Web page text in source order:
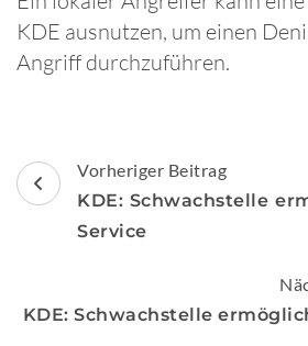
KDE ausnutzen, um einen
Angriff durchzuführen.
Beitragsnavigation
Vorheriger Beitrag
KDE: Schwachstelle
Service
KDE: Schwachstelle